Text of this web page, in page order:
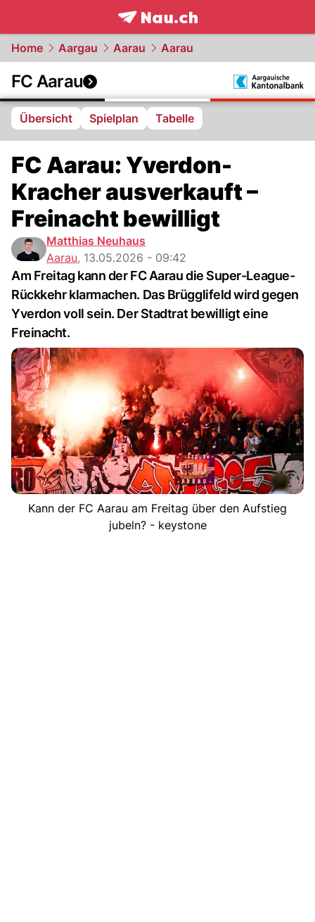
frontpage.NAU.ch
Home Aargau Aarau Aarau
FC Aarau
Übersicht Spielplan Tabelle
FC Aarau: Yverdon-
Kracher ausverkauft –
Freinacht bewilligt
Matthias Neuhaus
Aarau, 13.05.2026 - 09:42
Am Freitag kann der FC Aarau die Super-League-
Rückkehr klarmachen. Das Brügglifeld wird gegen
Yverdon voll sein. Der Stadtrat bewilligt eine
Freinacht.
Kann der FC Aarau am Freitag über den Aufstieg
jubeln? - keystone